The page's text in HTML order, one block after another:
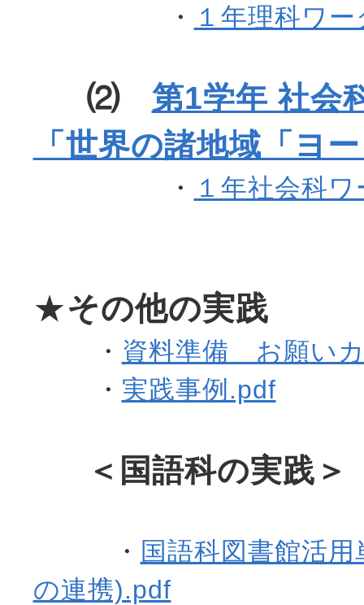
・ １年理科ワ
⑵ 第1学年 社
「世界の諸地域「ヨ
・ １年社会科
★その他の実践
・ 資料準備 お願い
・ 実践事例.pdf
＜国語科の実践＞
・ 国語科図書館活
の連携).pdf